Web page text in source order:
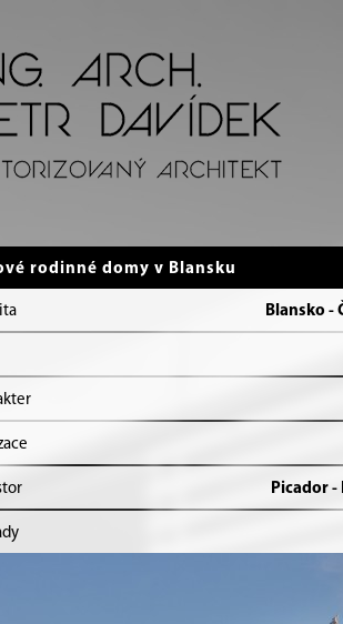
rodinné domy v Blansku
Blansko -
Picador -